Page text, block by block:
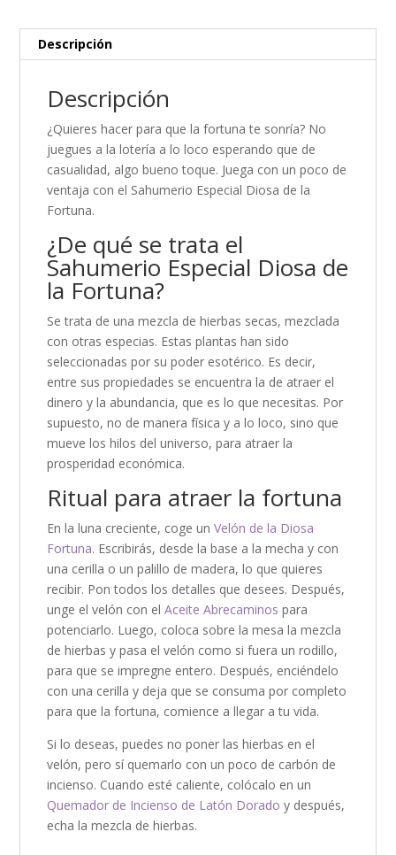
Descripción
Descripción
¿Quieres hacer para que la fortuna te sonría? No
juegues a la lotería a lo loco esperando que de
casualidad, algo bueno toque. Juega con un poco de
ventaja con el Sahumerio Especial Diosa de la
Fortuna.
¿De qué se trata el
Sahumerio Especial Diosa de
la Fortuna?
Se trata de una mezcla de hierbas secas, mezclada
con otras especias. Estas plantas han sido
seleccionadas por su poder esotérico. Es decir,
entre sus propiedades se encuentra la de atraer el
dinero y la abundancia, que es lo que necesitas. Por
supuesto, no de manera física y a lo loco, sino que
mueve los hilos del universo, para atraer la
prosperidad económica.
Ritual para atraer la fortuna
En la luna creciente, coge unVelón de la Diosa
Fortuna. Escribirás, desde la base a la mecha y con
una cerilla o un palillo de madera, lo que quieres
recibir. Pon todos los detalles que desees. Después,
unge el velón con elAceite Abrecaminos para
potenciarlo. Luego, coloca sobre la mesa la mezcla
de hierbas y pasa el velón como si fuera un rodillo,
para que se impregne entero. Después, enciéndelo
con una cerilla y deja que se consuma por completo
para que la fortuna, comience a llegar a tu vida.
Si lo deseas, puedes no poner las hierbas en el
velón, pero sí quemarlo con un poco de carbón de
incienso. Cuando esté caliente, colócalo en un
Quemador de Incienso de Latón Dorado y después,
echa la mezcla de hierbas.